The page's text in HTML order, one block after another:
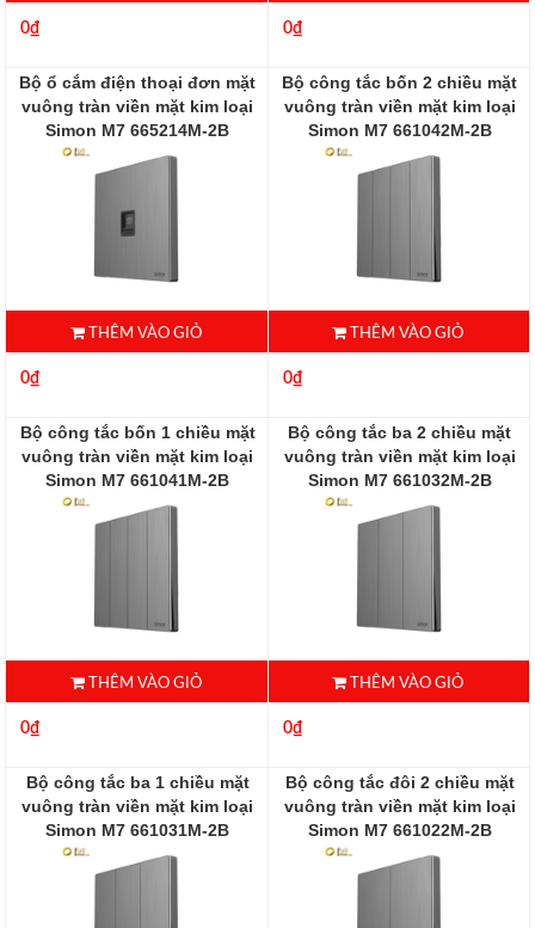
0₫ 0₫
Bộ ổ cắm điện thoại đơn mặt
vuông tràn viền mặt kim loại
Simon M7 665214M-2B
665214M-2B
THÊM VÀO GIỎ
0₫
Bộ công tắc bốn 2 chiều mặt
vuông tràn viền mặt kim loại
Simon M7 661042M-2B
661042M-2B
THÊM VÀO GIỎ
0₫
Bộ công tắc bốn 1 chiều mặt
vuông tràn viền mặt kim loại
Simon M7 661041M-2B
THÊM VÀO GIỎ
0₫
Bộ công tắc ba 2 chiều mặt
vuông tràn viền mặt kim loại
Simon M7 661032M-2B
661032M-2B
THÊM VÀO GIỎ
0₫
Bộ công tắc ba 1 chiều mặt
vuông tràn viền mặt kim loại
Simon M7 661031M-2B
661031-2B
Bộ công tắc đôi 2 chiều mặt
vuông tràn viền mặt kim loại
Simon M7 661022M-2B
661022M-2B